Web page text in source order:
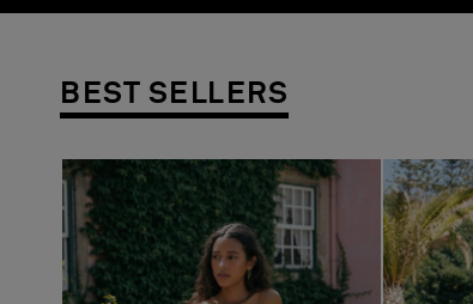
BEST SELLERS
Previous Previous